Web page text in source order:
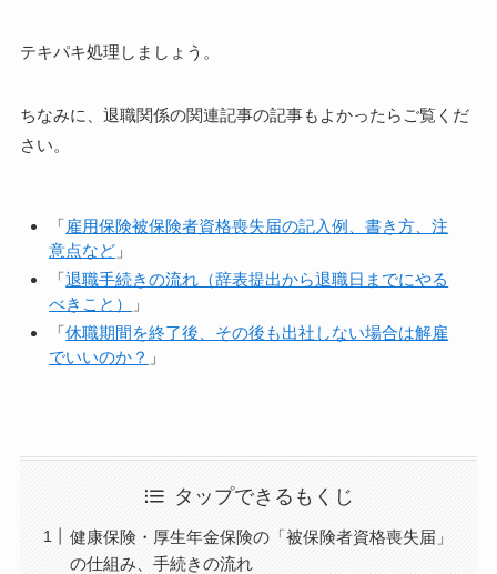
テキパキ処理しましょう。
ちなみに、退職関係の関連記事の記事もよかったらご覧くだ
さい。
「雇用保険被保険者資格喪失届の記入例、書き方、注
意点など 」
「退職手続きの流れ（辞表提出から退職日までにやる
べきこと）
」
「休職期間を終了後、その後も出社しない場合は解雇
でいいのか？ 」
タップできるもくじ
健康保険・厚生年金保険の「被保険者資格喪失届」
の仕組み、手続きの流れ